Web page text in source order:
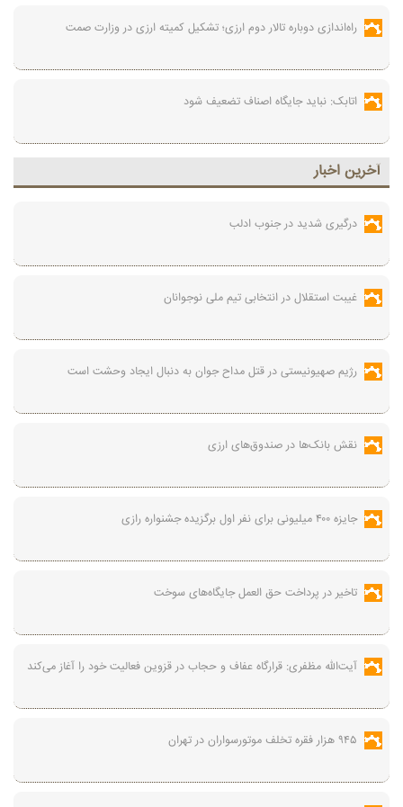
راه‌اندازی دوباره تالار دوم ارزی؛ تشکیل کمیته ارزی در وزارت صمت
اتابک: نباید جایگاه اصناف تضعیف شود
آخرين اخبار
درگیری شدید در جنوب ادلب
غیبت استقلال در انتخابی تیم ملی نوجوانان
رژیم صهیونیستی در قتل مداح جوان به دنبال ایجاد وحشت است
نقش بانک‌ها در صندوق‌های ارزی
جایزه ۴۰۰ میلیونی برای نفر اول برگزیده جشنواره رازی
تاخیر در پرداخت حق العمل جایگاه‌های سوخت
آیت‌الله مظفری: قرارگاه عفاف و حجاب در قزوین فعالیت خود را آغاز می‌کند
۹۴۵ هزار فقره تخلف موتورسواران در تهران